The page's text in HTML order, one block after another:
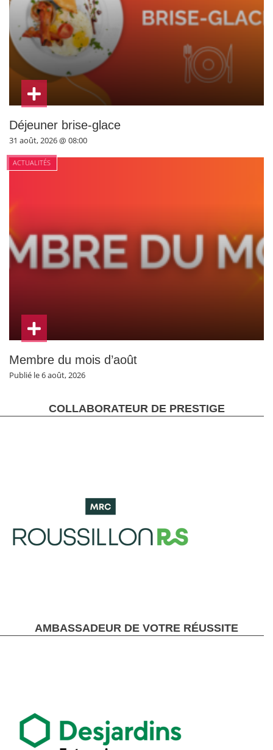
Déjeuner brise-glace
31 août, 2026 @ 08:00
ACTUALITÉS
Membre du mois d’août
Publié le 6 août, 2026
COLLABORATEUR DE PRESTIGE
AMBASSADEUR DE VOTRE RÉUSSITE